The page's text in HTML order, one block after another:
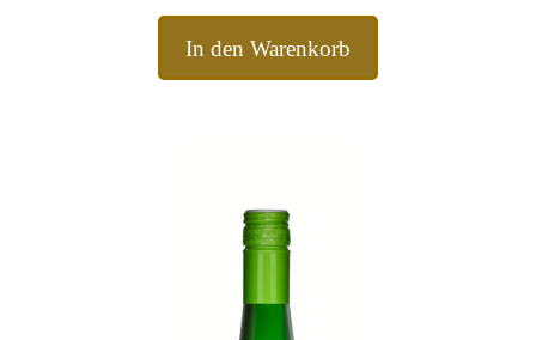
In den Warenkorb